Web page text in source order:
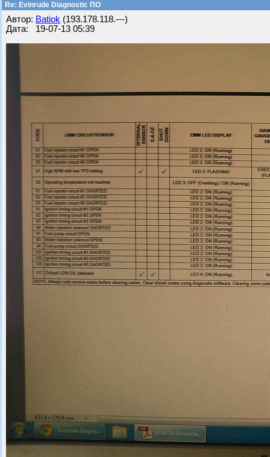
Re: Evinrude Diagnostic ПО
Автор: Batiok (193.178.118.---)
Дата: 19-07-13 05:39